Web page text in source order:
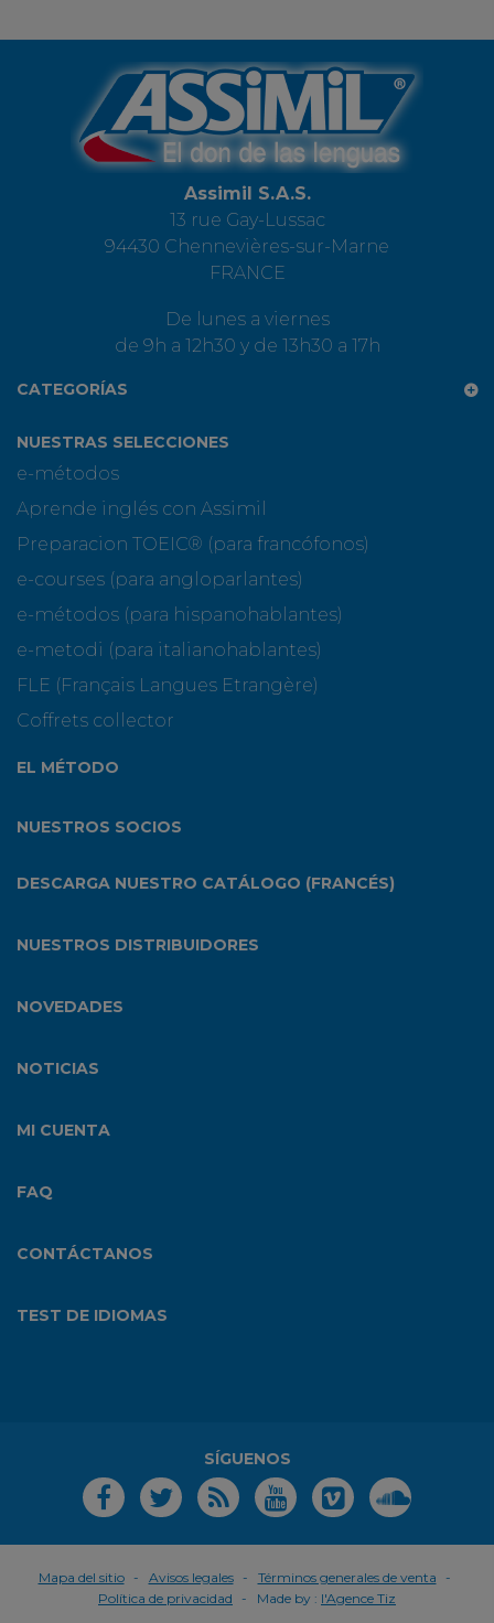
Assimil S.A.S.
13 rue Gay-Lussac
94430 Chennevières-sur-Marne
FRANCE
De lunes a viernes
de 9h a 12h30 y de 13h30 a 17h
CATEGORÍAS
NUESTRAS SELECCIONES
e-métodos
Aprende inglés con Assimil
Preparacion TOEIC® (para francófonos)
e-courses (para angloparlantes)
e-métodos (para hispanohablantes)
e-metodi (para italianohablantes)
FLE (Français Langues Etrangère)
Coffrets collector
EL MÉTODO
NUESTROS SOCIOS
DESCARGA NUESTRO CATÁLOGO (FRANCÉS)
NUESTROS DISTRIBUIDORES
NOVEDADES
NOTICIAS
MI CUENTA
FAQ
CONTÁCTANOS
TEST DE IDIOMAS
SÍGUENOS
Mapa del sitio Avisos legales
Términos generales de venta
Política de privacidad
Made by : l'Agence Tiz